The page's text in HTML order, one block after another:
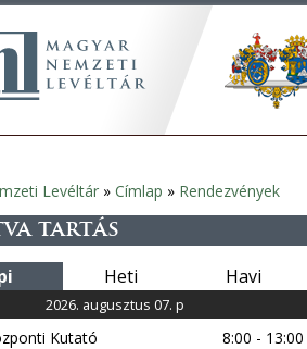
Levéltár » Címlap » Rendezvények
tartás
Heti Havi
2026. augusztus 07. p
Kutató
8:00 - 13:00